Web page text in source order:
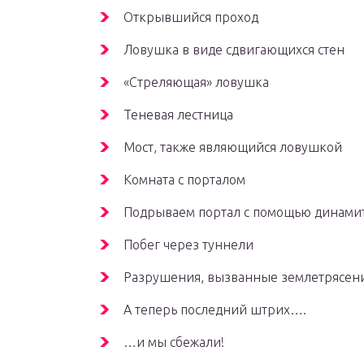
Открывшийся проход
Ловушка в виде сдвигающихся стен
«Стреляющая» ловушка
Теневая лестница
Мост, также являющийся ловушкой
Комната с порталом
Подрываем портал с помощью
Побег через туннели
Разрушения, вызванные
А теперь последний штрих….
…и мы сбежали!